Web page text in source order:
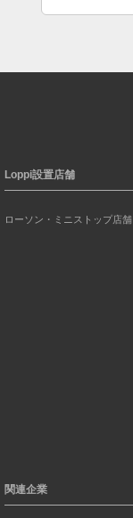
Loppi設置店舗
ローソン・ミニストップ店舗
関連企業